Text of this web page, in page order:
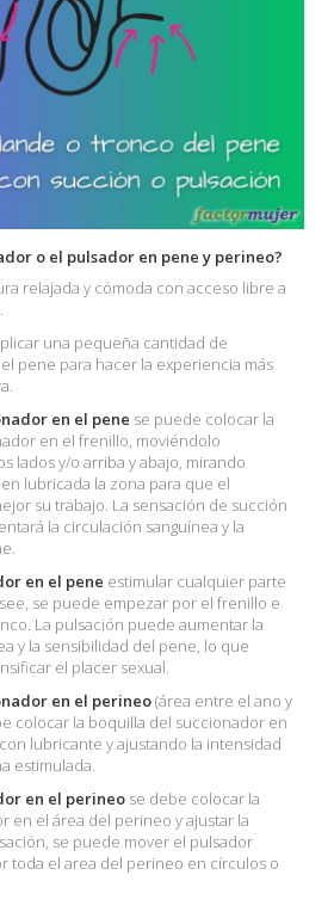
o el pulsador en pene y perineo?
relajada y cómoda con acceso libre a
una pequeña cantidad de
pene para hacer la experiencia más
en el pene se puede colocar la
en el frenillo, moviéndolo
lados y/o arriba y abajo, mirando
lubricada la zona para que el
su trabajo. La sensación de succión
la circulación sanguínea y la
en el pene estimular cualquier parte
se puede empezar por el frenillo e
La pulsación puede aumentar la
y la sensibilidad del pene, lo que
el placer sexual.
en el perineo(área entre el ano y
colocar la boquilla del succionador en
lubricante y ajustando la intensidad
estimulada.
en el perineo se debe colocar la
en el área del perineo y ajustar la
se puede mover el pulsador
toda el area del perineo en círculos o